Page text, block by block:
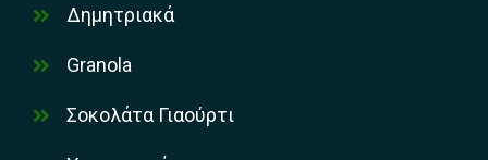
Δημητριακά
Granola
Σοκολάτα Γιαούρτι